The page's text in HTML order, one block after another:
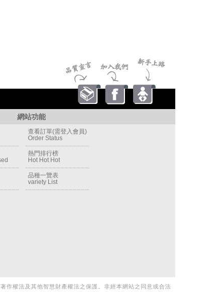
網站功能
查看訂單(需登入會員)
Order Status
熱門排行榜
Hot Hot Hot
品種一覽表
variety List
作權法及其他智慧財產權法之保護。非經本網站之同意或合法